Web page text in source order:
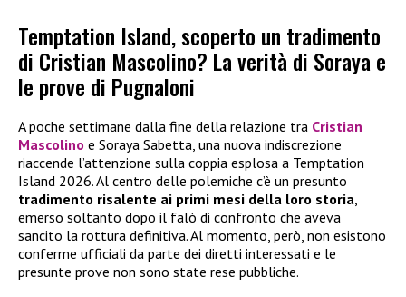
Temptation Island, scoperto un tradimento
di Cristian Mascolino? La verità di Soraya e
le prove di Pugnaloni
A poche settimane dalla fine della relazione tra Cristian
Mascolino e Soraya Sabetta, una nuova indiscrezione
riaccende l’attenzione sulla coppia esplosa a Temptation
Island 2026. Al centro delle polemiche c’è un presunto
tradimento risalente ai primi mesi della loro storia
emerso soltanto dopo il falò di confronto che aveva
sancito la rottura definitiva. Al momento, però, non esistono
conferme ufficiali da parte dei diretti interessati e le
presunte prove non sono state rese pubbliche.